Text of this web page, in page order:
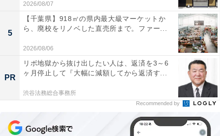
2026/08/07
5
【千葉県】918㎡の県内最大級マーケットか
ら、廃校をリノベした直売所まで。ファー...
2026/08/06
PR
リボ地獄から抜け出したい人は、返済を3～6
ヶ月停止して『大幅に減額してから返済す...
渋谷法務総合事務所
Recommended by